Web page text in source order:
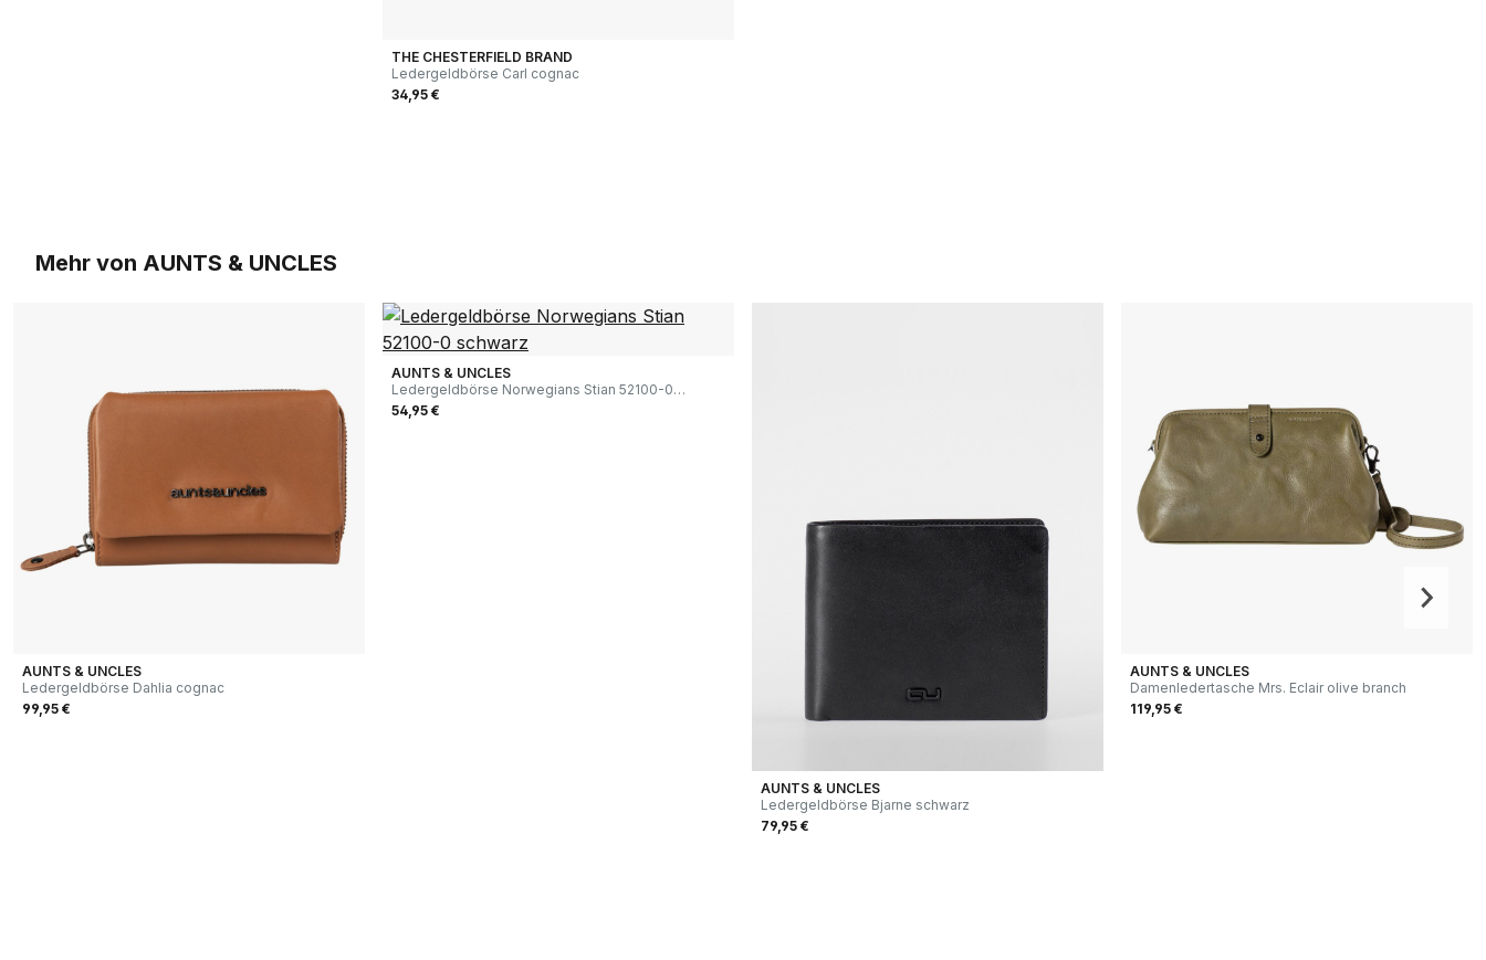
THE CHESTERFIELD BRAND
Ledergeldbörse Carl cognac
34,95 €
Mehr von AUNTS & UNCLES
AUNTS & UNCLES
Ledergeldbörse Dahlia cognac
99,95 €
AUNTS & UNCLES
Ledergeldbörse Norwegians Stian 52100-0
schwarz
54,95 €
AUNTS & UNCLES
Ledergeldbörse Bjarne schwarz
79,95 €
AUNTS & UNCLES
Damenledertasche Mrs. Eclair olive branch
119,95 €